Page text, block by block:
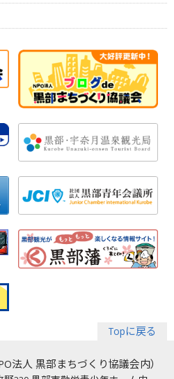
Topに戻る
法人 黒部まちづくり協議会内）